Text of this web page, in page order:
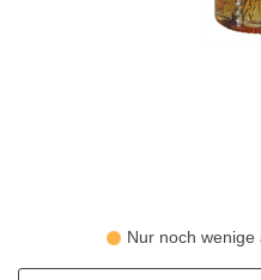
Nur noch